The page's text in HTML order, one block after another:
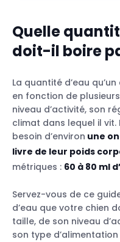
1) La chaleur
2) Une
3) L’exercice
4) Les
Les
Quelle
doit-il boire
La quantité d’eau
en fonction de
niveau d’activité, son
climat dans lequel il
besoin d’environ une
livre de leur poids
métriques : 60 à 80 ml
Servez-vous de ce
d’eau que votre chien
taille, de son niveau
son type d’alimentation